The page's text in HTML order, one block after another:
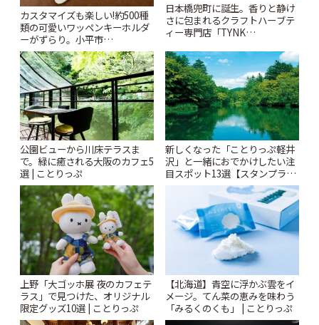
カスタマイズも楽しい!約500種
類の可愛いワッペンキーホルダ
ーがずらり。小平市
「Kimamaya T&K」 | ことりっ
ぷ
日本橋兜町に誕生。香りと静け
さに包まれるクラフトハーブテ
ィー専門店「TYNK
公園ビューから川床テラスま
で。緑に癒される大阪のカフェ5
選 | ことりっぷ
新しくなった「ことりっぷ軽井
沢」と一緒におでかけしたい注
目スポット13選【スタンプラリ
ー開催中】 | ことりっぷ
上野「大ゴッホ展 夜のカフェテ
ラス」で見つけた、オリジナル
限定グッズ10選 | ことりっぷ
【北海道】青空に浮かぶ雲をイ
メージ。てん菜の恵みを味わう
「みるくのくも」 | ことりっぷ